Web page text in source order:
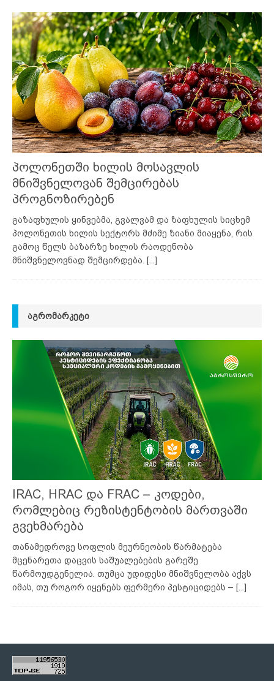
პოლონეთში ხილის მოსავლის
მნიშვნელოვან შემცირებას
პროგნოზირებენ
გაზაფხულის ყინვებმა, გვალვამ და ზაფხულის სიცხემ
პოლონეთის ხილის სექტორს მძიმე ზიანი მიაყენა, რის
გამოც წელს ბაზარზე ხილის რაოდენობა
მნიშვნელოვნად შემცირდება.
[...]
ᲐᲒᲠᲝᲛᲐᲠᲙᲔᲢᲘ
IRAC, HRAC და FRAC – კოდები,
რომლებიც რეზისტენტობის მართვაში
გვეხმარება
თანამედროვე სოფლის მეურნეობის წარმატება
მცენარეთა დაცვის საშუალებების გარეშე
წარმოუდგენელია. თუმცა უდიდესი მნიშვნელობა აქვს
იმას, თუ როგორ იყენებს ფერმერი პესტიციდებს – [...]